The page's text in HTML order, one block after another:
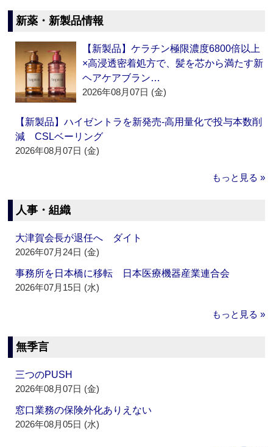
新薬・新製品情報
【新製品】ケラチン極限濃度6800倍以上
×高浸透密着処方で、髪を芯から満たす新
ヘアケアブラン…
2026年08月07日 (金)
【新製品】ハイゼントラを新発売‐高用量化で投与本数削
減 CSLベーリング
2026年08月07日 (金)
もっと見る »
人事・組織
大津賀会長が退任へ ダイト
2026年07月24日 (金)
事務所を日本橋に移転 日本医療機器産業連合会
2026年07月15日 (水)
もっと見る »
無季言
三つのPUSH
2026年08月07日 (金)
窓口業務の保険外化ありえない
2026年08月05日 (水)